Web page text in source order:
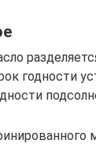
годности